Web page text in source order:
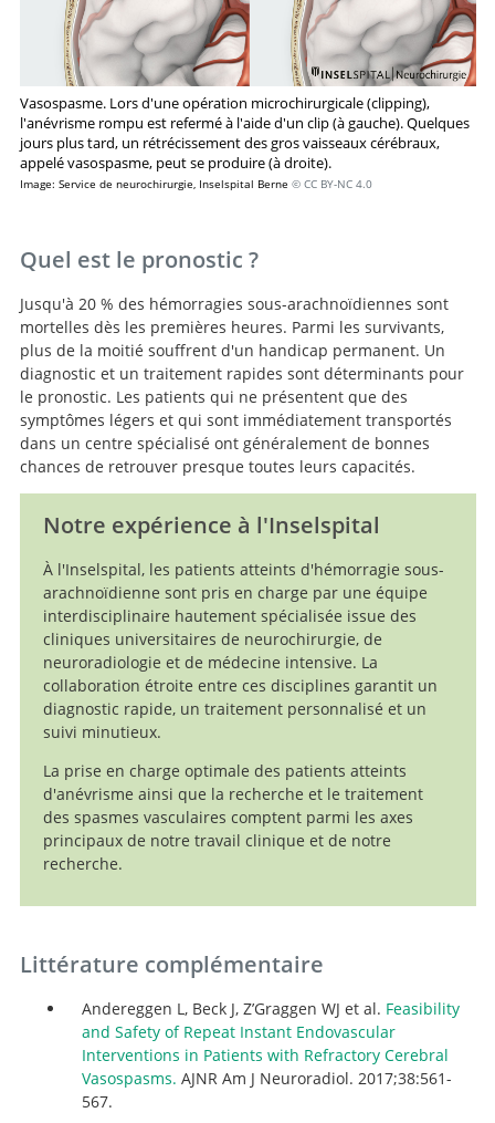
Vasospasme. Lors d'une opération microchirurgicale (clipping),
l'anévrisme rompu est refermé à l'aide d'un clip (à gauche). Quelques
jours plus tard, un rétrécissement des gros vaisseaux cérébraux,
appelé vasospasme, peut se produire (à droite).
Image: Service de neurochirurgie, Inselspital Berne © CC BY-NC 4.0
Quel est le pronostic ?
Jusqu'à 20 % des hémorragies sous-arachnoïdiennes sont
mortelles dès les premières heures. Parmi les survivants,
plus de la moitié souffrent d'un handicap permanent. Un
diagnostic et un traitement rapides sont déterminants pour
le pronostic. Les patients qui ne présentent que des
symptômes légers et qui sont immédiatement transportés
dans un centre spécialisé ont généralement de bonnes
chances de retrouver presque toutes leurs capacités.
Notre expérience à l'Inselspital
À l'Inselspital, les patients atteints d'hémorragie sous-
arachnoïdienne sont pris en charge par une équipe
interdisciplinaire hautement spécialisée issue des
cliniques universitaires de neurochirurgie, de
neuroradiologie et de médecine intensive. La
collaboration étroite entre ces disciplines garantit un
diagnostic rapide, un traitement personnalisé et un
suivi minutieux.
La prise en charge optimale des patients atteints
d'anévrisme ainsi que la recherche et le traitement
des spasmes vasculaires comptent parmi les axes
principaux de notre travail clinique et de notre
recherche.
Littérature complémentaire
Andereggen L, Beck J, Z’Graggen WJ et al. Feasibility
and Safety of Repeat Instant Endovascular
Interventions in Patients with Refractory Cerebral
Vasospasms. AJNR Am J Neuroradiol. 2017;38:561-
567.
Recherche